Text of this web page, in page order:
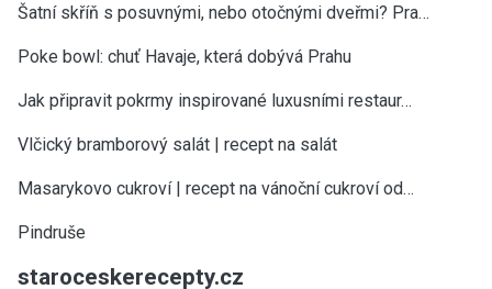
Šatní skříň s posuvnými, nebo otočnými dveřmi? Pra…
Poke bowl: chuť Havaje, která dobývá Prahu
Jak připravit pokrmy inspirované luxusními restaur…
Vlčický bramborový salát | recept na salát
Masarykovo cukroví | recept na vánoční cukroví od…
Pindruše
staroceskerecepty.cz